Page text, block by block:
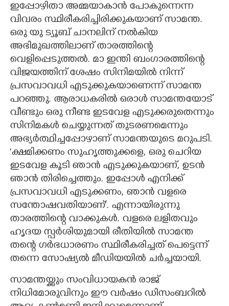
ഇപ്പോഴിതാ അമ്മയാകാൻ പോകുന്നെന്ന
വിവരം സ്ഥിരീകരിച്ചിരിക്കുകയാണ് സാമന്ത.
ഒരു യു ട്യൂബ് ചാനലിന് നൽകിയ
അഭിമുഖത്തിലാണ് താരത്തിന്റെ
വെളിപ്പെടുത്തൽ. മാ ഇന്തി ബംഗാരത്തിന്റെ
വിജയത്തിന് ശേഷം സിനിമയിൽ നിന്ന്
പ്രസവാവധി എടുക്കുകയാണെന്ന് സാമന്ത
പറഞ്ഞു. ആരാധകരിൽ ഒരാൾ സാമന്തയോട്
വീണ്ടും ഒരു നീണ്ട ഇടവേള എടുക്കരുതെന്നും
സിനിമകൾ ചെയ്യുന്നത് തുടരണമെന്നും
അഭ്യർത്ഥിച്ചപ്പോഴാണ് സാമന്തയുടെ മറുപടി.
"ക്ഷമിക്കണം സുഹൃത്തുക്കളെ,​ ഒരു ചെറിയ
ഇടവേള കൂടി ഞാൻ എടുക്കുകയാണ്,​ ഉടൻ
ഞാൻ തിരിച്ചെത്തും. ഇപ്പോൾ എനിക്ക്
പ്രസവാവധി എടുക്കണം,​ ഞാൻ വളരെ
സന്തോഷവതിയാണ്". എന്നായിരുന്നു
താരത്തിന്റെ വാക്കുകൾ. വളരെ ലളിതവും
ഹൃദയ സ്പർശിയുമായി രീതിയിൽ സാമന്ത
തന്റെ ഗർഭധാരണം സ്ഥിരീകരിച്ചത് പെട്ടെന്ന്
തന്നെ സോഷ്യൽ മീഡിയയിൽ ചർച്ചയായി.
സാമന്തയ്ക്കും സംവിധായകൻ രാജ്
നിധിമോരുവിനും ഈ വർഷം ഡിസംബറിൽ